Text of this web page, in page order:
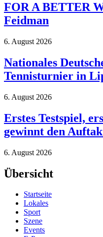
FOR A BETTER
Feidman
6. August 2026
Nationales
Tennisturnier in
6. August 2026
Erstes Testspiel,
gewinnt den
6. August 2026
Übersicht
Startseite
Lokales
Sport
Szene
Events